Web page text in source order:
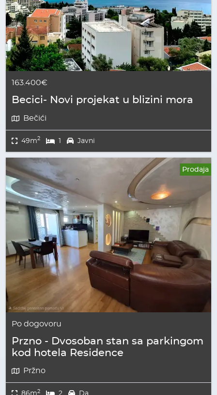
163.400€
Becici- Novi projekat u blizini mora
Bečići
49m2 1 Javni
Prodaja
Po dogovoru
Przno - Dvosoban stan sa parkingom
kod hotela Residence
Pržno
86m2 2 Da